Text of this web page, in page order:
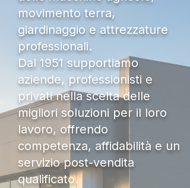
movimento terra,
giardinaggio e attrezzature
professionali.
Dal 1951 supportiamo
aziende, professionisti e
privati nella scelta delle
migliori soluzioni per il loro
lavoro, offrendo
competenza, affidabilità e un
servizio post-vendita
qualificato.